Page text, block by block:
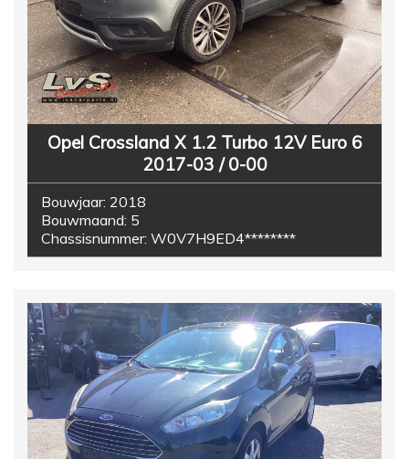
Opel Crossland X 1.2 Turbo 12V Euro 6
2017-03 / 0-00
Bouwjaar: 2018
Bouwmaand: 5
Chassisnummer: W0V7H9ED4********